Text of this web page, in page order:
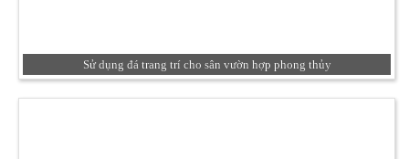
Sử dụng đá trang trí cho sân vườn hợp phong thủy